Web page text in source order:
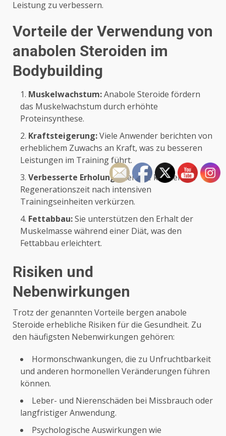
Leistung zu verbessern.
Vorteile der Verwendung von
anabolen Steroiden im
Bodybuilding
Muskelwachstum:Anabole Steroide fördern
das Muskelwachstum durch erhöhte
Proteinsynthese.
Kraftsteigerung:Viele Anwender berichten von
erheblichem Zuwachs an Kraft, was zu besseren
Leistungen im Training führt.
Verbesserte Erholung:Steroide können die
Regenerationszeit nach intensiven
Trainingseinheiten verkürzen.
Fettabbau:Sie unterstützen den Erhalt der
Muskelmasse während einer Diät, was den
Fettabbau erleichtert.
Risiken und
Nebenwirkungen
Trotz der genannten Vorteile bergen anabole
Steroide erhebliche Risiken für die Gesundheit. Zu
den häufigsten Nebenwirkungen gehören:
Hormonschwankungen, die zu Unfruchtbarkeit
und anderen hormonellen Veränderungen führen
können.
Leber- und Nierenschäden bei Missbrauch oder
langfristiger Anwendung.
Psychologische Auswirkungen wie